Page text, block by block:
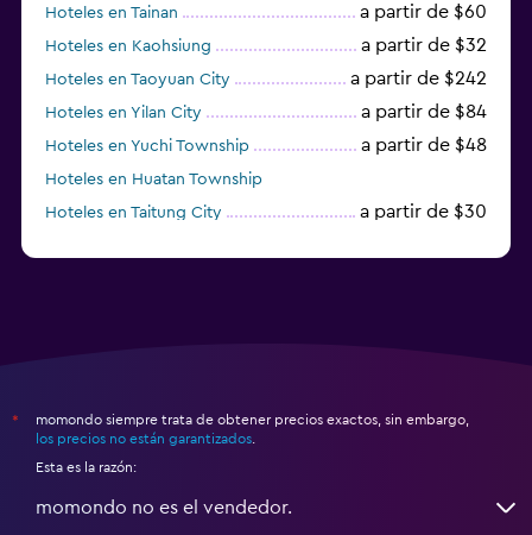
Hoteles en Tainan a partir de $60
Hoteles en Kaohsiung a partir de $32
Hoteles en Taoyuan City a partir de $242
Hoteles en Yilan City a partir de $84
Hoteles en Yuchi Township a partir de $48
Hoteles en Huatan Township
Hoteles en Taitung City
a partir de $30
*
momondo siempre trata de obtener precios exactos, sin embargo,
los precios no están garantizados
Esta es la razón:
momondo no es el vendedor.